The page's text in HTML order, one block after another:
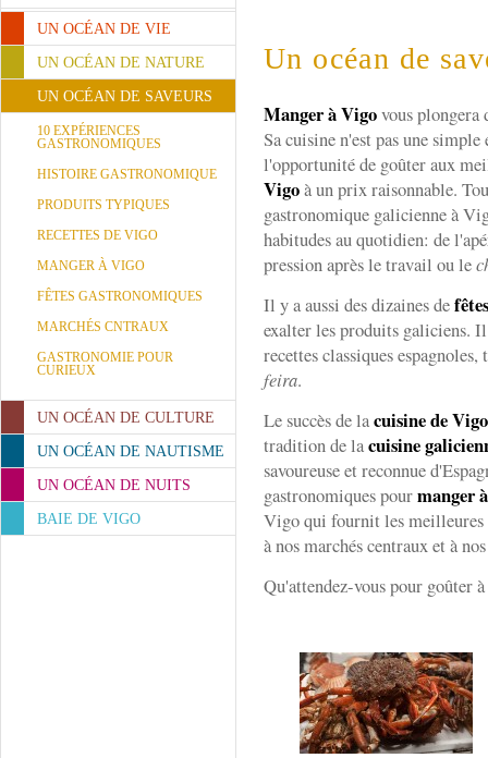
UN OCÉAN DE VIE
UN OCÉAN DE NATURE
UN OCÉAN DE SAVEURS
10 EXPÉRIENCES
GASTRONOMIQUES
HISTOIRE GASTRONOMIQUE
PRODUITS TYPIQUES
RECETTES DE VIGO
MANGER À VIGO
FÊTES GASTRONOMIQUES
MARCHÉS CNTRAUX
GASTRONOMIE POUR
CURIEUX
UN OCÉAN DE CULTURE
UN OCÉAN DE NAUTISME
UN OCÉAN DE NUITS
BAIE DE VIGO
Un océan de
Manger à Vigovous plongera
Sa cuisine n'est pas une
l'opportunité de goûter aux
Vigoà un prix raisonnable.
gastronomique galicienne à
habitudes au quotidien: de
pression après le travail ou le
Il y a aussi des dizaines de
exalter les produits galiciens.
recettes classiques espagnoles,
feira.
Le succès de lacuisine de
tradition de lacuisine
savoureuse et reconnue
gastronomiques pourmanger
Vigo qui fournit les meilleures
à nos marchés centraux et à
Qu'attendez-vous pour goûter